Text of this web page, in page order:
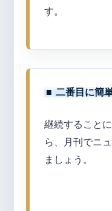
す。
■ 二番目に簡
継続すること
ら、月刊でニ
ましょう。